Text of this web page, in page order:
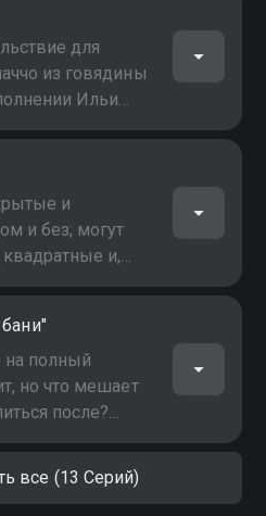
и вкуса!
для
из говядины
Ильи
маринаде
и
и без; могут
и,
Могут
Лазерсон
лепёшка с
деле всё
на полный
но что мешает
после?
от Ильи
сытно и,
все (13 Серий)